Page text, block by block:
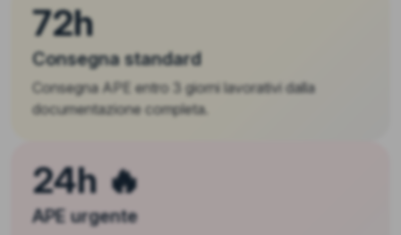
72h
Consegna standard
Consegna APE entro 3 giorni lavorativi dalla
documentazione completa.
24h 🔥
APE urgente